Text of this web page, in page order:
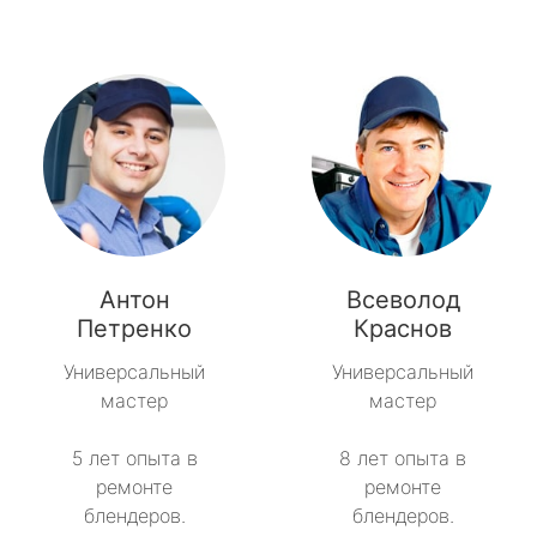
Антон
Петренко
Универсальный
мастер
5 лет опыта в
ремонте
блендеров.
Всеволод
Краснов
Универсальный
мастер
8 лет опыта в
ремонте
блендеров.